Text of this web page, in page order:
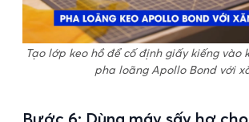
Tạo lớp keo hồ để cố định giấy kiếng vào
pha loãng Apollo Bond với